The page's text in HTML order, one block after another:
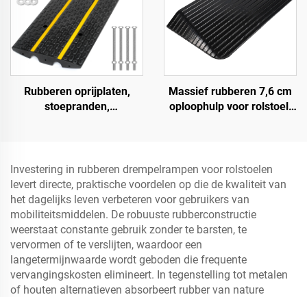
Rubberen oprijplaten,
stoepranden,
Massief rubberen 7,6 cm
oploophulp voor rolstoel,
Productcategorie
Investering in rubberen drempelrampen voor rolstoelen
levert directe, praktische voordelen op die de kwaliteit van
het dagelijks leven verbeteren voor gebruikers van
mobiliteitsmiddelen. De robuuste rubberconstructie
weerstaat constante gebruik zonder te barsten, te
vervormen of te verslijten, waardoor een
langetermijnwaarde wordt geboden die frequente
vervangingskosten elimineert. In tegenstelling tot metalen
of houten alternatieven absorbeert rubber van nature